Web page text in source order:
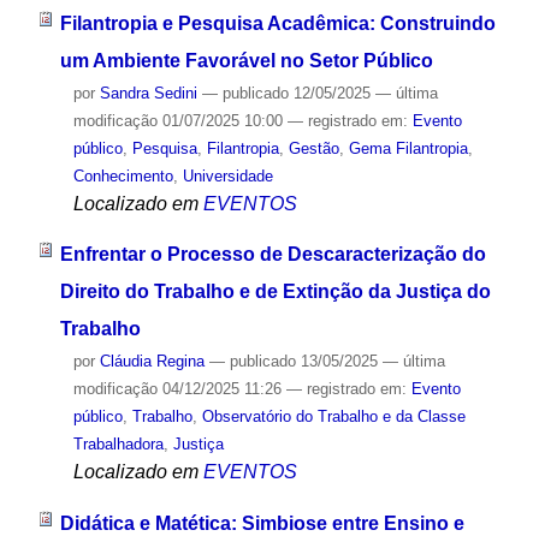
Filantropia e Pesquisa Acadêmica: Construindo
um Ambiente Favorável no Setor Público
por Sandra Sedini — publicado12/05/2025 — última
modificação01/07/2025 10:00 — registrado em: Evento
público, Pesquisa, Filantropia, Gestão, Gema Filantropia,
Conhecimento, Universidade
Localizado em EVENTOS
Enfrentar o Processo de Descaracterização do
Direito do Trabalho e de Extinção da Justiça do
Trabalho
por Cláudia Regina — publicado13/05/2025 — última
modificação04/12/2025 11:26 — registrado em: Evento
público, Trabalho, Observatório do Trabalho e da Classe
Trabalhadora, Justiça
Localizado em EVENTOS
Didática e Matética: Simbiose entre Ensino e